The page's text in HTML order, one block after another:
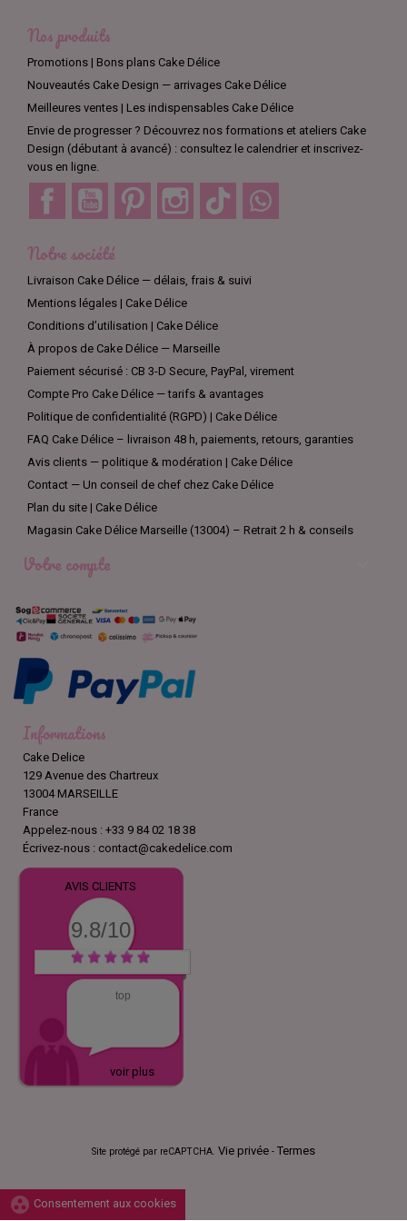
Nos produits
Promotions | Bons plans Cake Délice
Nouveautés Cake Design — arrivages Cake Délice
Meilleures ventes | Les indispensables Cake Délice
Envie de progresser ? Découvrez nos formations et ateliers Cake
Design (débutant à avancé) : consultez le calendrier et inscrivez-
vous en ligne.
Facebook YouTube Pinterest Instagram TikTok
Notre société
Livraison Cake Délice — délais, frais & suivi
Mentions légales | Cake Délice
Conditions d’utilisation | Cake Délice
À propos de Cake Délice — Marseille
Paiement sécurisé : CB 3-D Secure, PayPal, virement
Compte Pro Cake Délice — tarifs & avantages
Politique de confidentialité (RGPD) | Cake Délice
FAQ Cake Délice – livraison 48 h, paiements, retours, garanties
Avis clients — politique & modération | Cake Délice
Contact — Un conseil de chef chez Cake Délice
Plan du site | Cake Délice
Magasin Cake Délice Marseille (13004) – Retrait 2 h & conseils
Votre compte
Informations
Cake Delice
129 Avenue des Chartreux
13004 MARSEILLE
France
Appelez-nous : +33 9 84 02 18 38
Écrivez-nous : contact@cakedelice.com
AVIS CLIENTS
9.8/10
top
voir plus
Site protégé par reCAPTCHA. Vie privée - Termes
group_work Consentement aux cookies